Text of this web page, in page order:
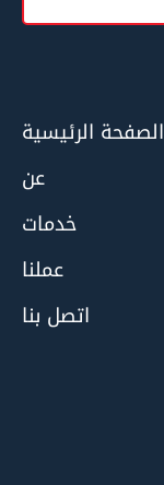
الصفحة الرئيسية
عن
خدمات
عملنا
اتصل بنا